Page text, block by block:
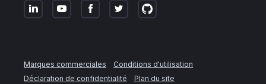
Marques commerciales
Conditions d'utilisation
Déclaration de confidentialité
Plan du site